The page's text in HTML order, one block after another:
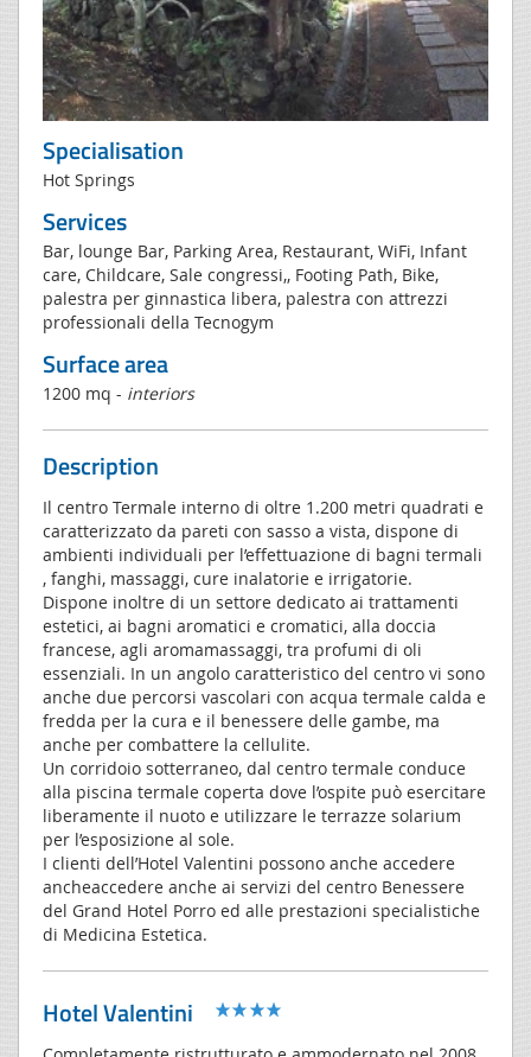
Specialisation
Hot Springs
Services
Bar, lounge Bar, Parking Area, Restaurant, WiFi, Infant
care, Childcare, Sale congressi,, Footing Path, Bike,
palestra per ginnastica libera, palestra con attrezzi
professionali della Tecnogym
Surface area
1200 mq - interiors
Description
Il centro Termale interno di oltre 1.200 metri quadrati e
caratterizzato da pareti con sasso a vista, dispone di
ambienti individuali per l’effettuazione di bagni termali
, fanghi, massaggi, cure inalatorie e irrigatorie.
Dispone inoltre di un settore dedicato ai trattamenti
estetici, ai bagni aromatici e cromatici, alla doccia
francese, agli aromamassaggi, tra profumi di oli
essenziali. In un angolo caratteristico del centro vi sono
anche due percorsi vascolari con acqua termale calda e
fredda per la cura e il benessere delle gambe, ma
anche per combattere la cellulite.
Un corridoio sotterraneo, dal centro termale conduce
alla piscina termale coperta dove l’ospite può esercitare
liberamente il nuoto e utilizzare le terrazze solarium
per l’esposizione al sole.
I clienti dell’Hotel Valentini possono anche accedere
ancheaccedere anche ai servizi del centro Benessere
del Grand Hotel Porro ed alle prestazioni specialistiche
di Medicina Estetica.
Hotel Valentini